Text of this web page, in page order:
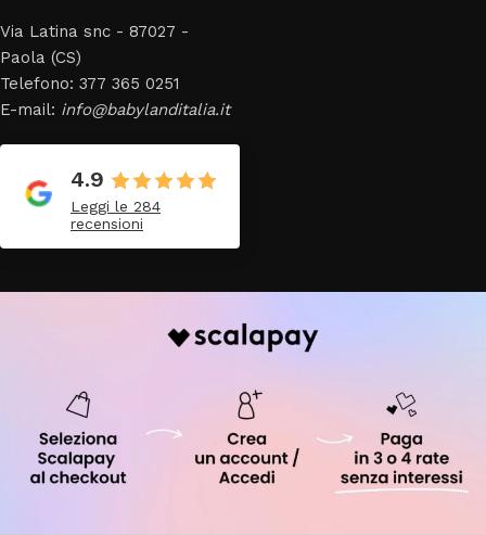
Via Latina snc - 87027 -
Paola (CS)
Telefono: 377 365 0251
E-mail: info@babylanditalia.it
4.9
Leggi le 284
recensioni